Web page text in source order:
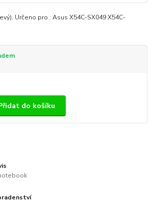
Určeno pro : Asus X54C-SX049 X54C-
do košíku